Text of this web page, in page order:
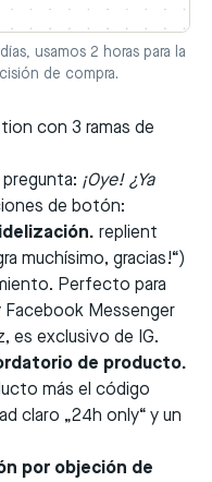
usamos 2 horas para la
de compra.
con 3 ramas de
¡Oye! ¿Ya
de botón:
replient
muchísimo, gracias!“)
Perfecto para
Facebook Messenger
es exclusivo de IG.
de producto.
más el código
claro „24h only“ y un
por objeción de